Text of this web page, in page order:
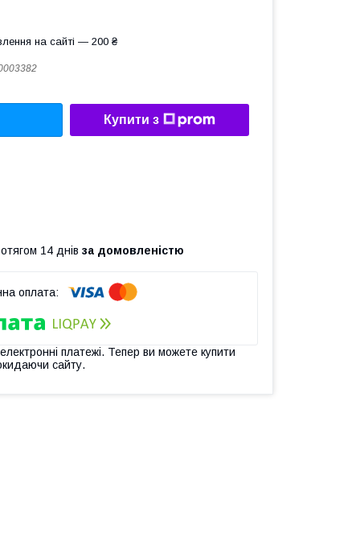
на сайті — 200 ₴
Купити з
14 днів за домовленістю
платежі. Тепер ви можете купити
сайту.